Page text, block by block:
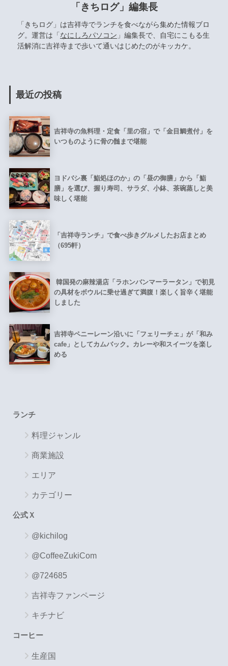
「きちログ」編集長
「きちログ」は吉祥寺でランチを食べながら集めた情報ブロ
グ。運営は「 なにしろパソコン 」編集長で、自宅にこもる生
活解消に吉祥寺まで歩いて通いはじめたのがキッカケ。
最近の投稿
吉祥寺の魚料理・定食「里の宿」で「金目鯛煮付」を
いつものように骨の髄まで堪能
ヨドバシ裏「鮨処ほのか」の「昼の御膳」から「鮨
膳」を選び、握り寿司、サラダ、小鉢、茶碗蒸しと美
味しく堪能
「吉祥寺ランチ」で食べ歩きグルメしたお店まとめ
（695軒）
韓国発の麻辣湯店「ラホンバンマーラータン」で初見
の具材をボウルに乗せ過ぎて満腹！楽しく旨辛く堪能
しました
吉祥寺ペニーレーン沿いに「フェリーチェ」が「和み
cafe」としてカムバック。カレーや和スイーツを楽し
める
ランチ
料理ジャンル
商業施設
エリア
カテゴリー
公式Ｘ
@kichilog
@CoffeeZukiCom
@724685
吉祥寺ファンページ
キチナビ
コーヒー
生産国